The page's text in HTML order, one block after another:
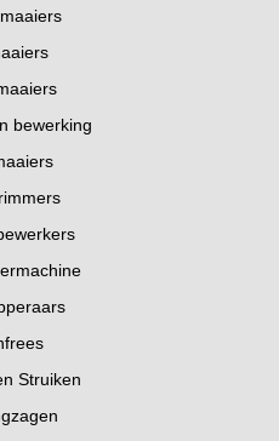
bewerking
Struiken